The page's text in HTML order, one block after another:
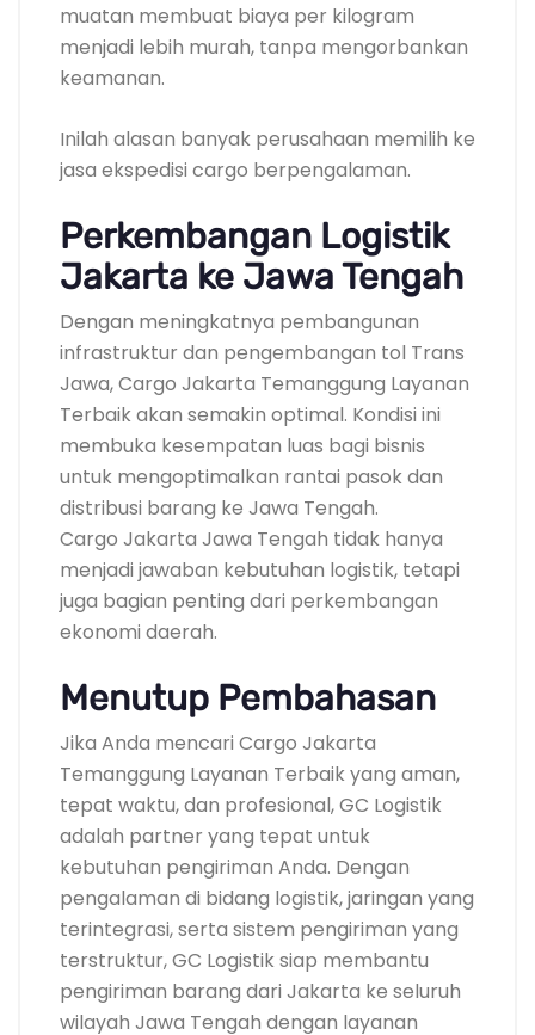
muatan membuat biaya per kilogram
menjadi lebih murah, tanpa mengorbankan
keamanan.
Inilah alasan banyak perusahaan memilih ke
jasa ekspedisi cargo berpengalaman.
Perkembangan Logistik
Jakarta ke Jawa Tengah
Dengan meningkatnya pembangunan
infrastruktur dan pengembangan tol Trans
Jawa, Cargo Jakarta Temanggung Layanan
Terbaik akan semakin optimal. Kondisi ini
membuka kesempatan luas bagi bisnis
untuk mengoptimalkan rantai pasok dan
distribusi barang ke Jawa Tengah.
Cargo Jakarta Jawa Tengah tidak hanya
menjadi jawaban kebutuhan logistik, tetapi
juga bagian penting dari perkembangan
ekonomi daerah.
Menutup Pembahasan
Jika Anda mencari Cargo Jakarta
Temanggung Layanan Terbaik yang aman,
tepat waktu, dan profesional, GC Logistik
adalah partner yang tepat untuk
kebutuhan pengiriman Anda. Dengan
pengalaman di bidang logistik, jaringan yang
terintegrasi, serta sistem pengiriman yang
terstruktur, GC Logistik siap membantu
pengiriman barang dari Jakarta ke seluruh
wilayah Jawa Tengah dengan layanan